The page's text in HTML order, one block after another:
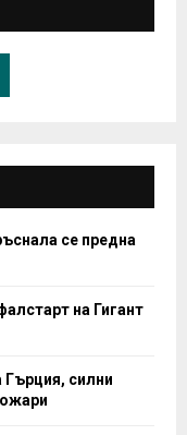
A
H
се предна
на Гигант
Гърция, силни